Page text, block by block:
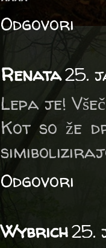
Odgovori
Renata25.
Lepa je!
Kot so že
Odgovori
Wybrich25.